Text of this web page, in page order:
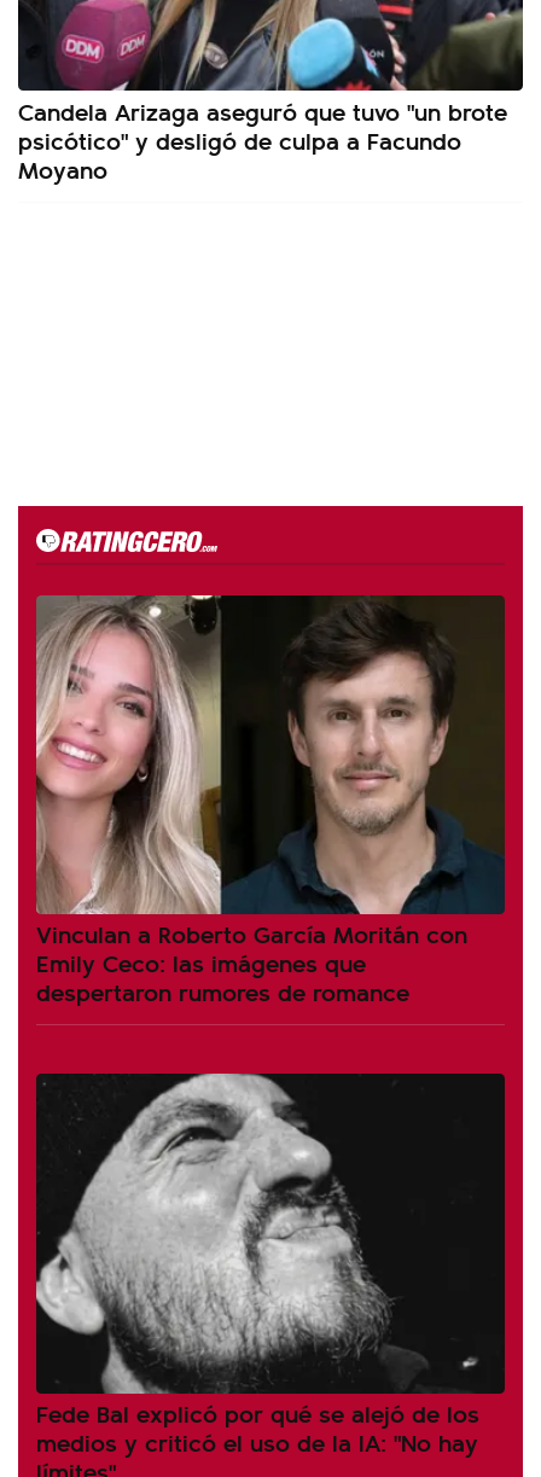
Candela Arizaga aseguró que tuvo "un brote
psicótico" y desligó de culpa a Facundo
Moyano
Vinculan a Roberto García Moritán con
Emily Ceco: las imágenes que
despertaron rumores de romance
Fede Bal explicó por qué se alejó de los
medios y criticó el uso de la IA: "No hay